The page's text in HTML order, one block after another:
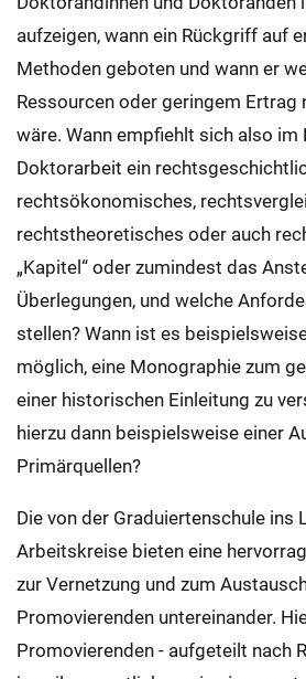
aufzeigen, wann ein Rückgriff auf
Methoden geboten und wann er
Ressourcen oder geringem Ertrag
wäre. Wann empfiehlt sich also im
Doktorarbeit ein
rechtsökonomisches,
rechtstheoretisches oder auch
„Kapitel“ oder zumindest das
Überlegungen, und welche
stellen? Wann ist es
möglich, eine Monographie zum
einer historischen Einleitung zu
hierzu dann beispielsweise einer
Primärquellen?
Die von der Graduiertenschule ins
Arbeitskreise bieten eine
zur Vernetzung und zum
Promovierenden untereinander.
Promovierenden - aufgeteilt nach